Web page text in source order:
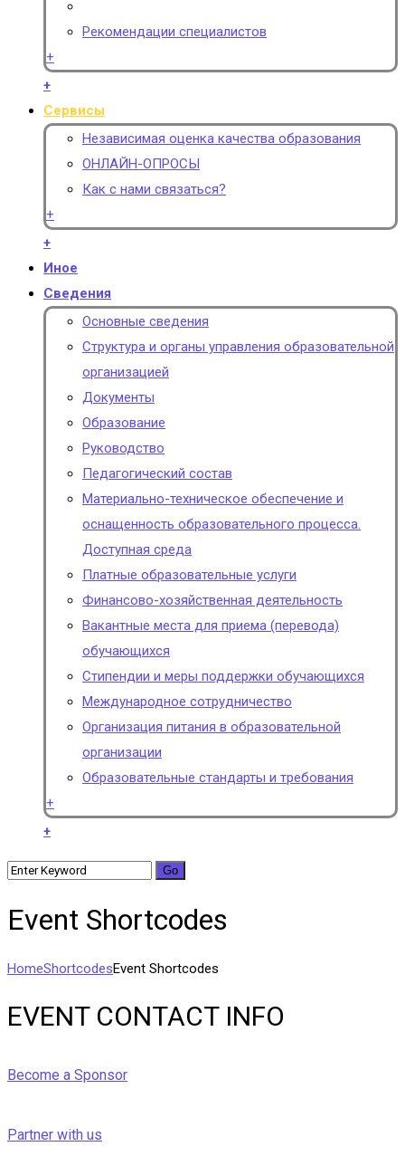
Рекомендации специалистов
+
+
Сервисы
Независимая оценка качества образования
ОНЛАЙН-ОПРОСЫ
Как с нами связаться?
+
+
Иное
Сведения
Основные сведения
Структура и органы управления образовательной
организацией
Документы
Образование
Руководство
Педагогический состав
Материально-техническое обеспечение и
оснащенность образовательного процесса.
Доступная среда
Платные образовательные услуги
Финансово-хозяйственная деятельность
Вакантные места для приема (перевода)
обучающихся
Стипендии и меры поддержки обучающихся
Международное сотрудничество
Организация питания в образовательной
организации
Образовательные стандарты и требования
+
+
Event Shortcodes
HomeShortcodesEvent Shortcodes
EVENT CONTACT INFO
Become a Sponsor
Partner with us